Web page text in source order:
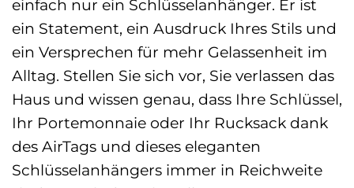
einfach nur ein Schlüsselanhänger. Er ist
ein Statement, ein Ausdruck Ihres Stils und
ein Versprechen für mehr Gelassenheit im
Alltag. Stellen Sie sich vor, Sie verlassen das
Haus und wissen genau, dass Ihre Schlüssel,
Ihr Portemonnaie oder Ihr Rucksack dank
des AirTags und dieses eleganten
Schlüsselanhängers immer in Reichweite